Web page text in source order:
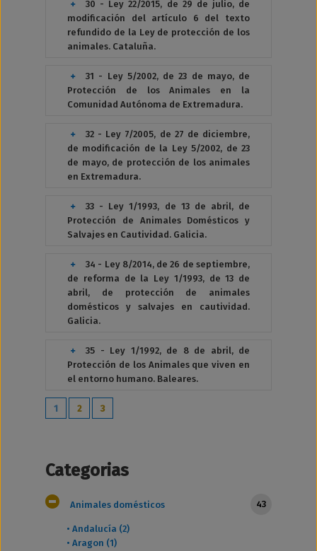
30 - Ley 22/2015, de 29 de julio, de
modificación del artículo 6 del texto
refundido de la Ley de protección de los
animales. Cataluña.
31 - Ley 5/2002, de 23 de mayo, de
Protección de los Animales en la
Comunidad Autónoma de Extremadura.
32 - Ley 7/2005, de 27 de diciembre,
de modificación de la Ley 5/2002, de 23
de mayo, de protección de los animales
en Extremadura.
33 - Ley 1/1993, de 13 de abril, de
Protección de Animales Domésticos y
Salvajes en Cautividad. Galicia.
34 - Ley 8/2014, de 26 de septiembre,
de reforma de la Ley 1/1993, de 13 de
abril, de protección de animales
domésticos y salvajes en cautividad.
Galicia.
35 - Ley 1/1992, de 8 de abril, de
Protección de los Animales que viven en
el entorno humano. Baleares.
1 2 3
Categorias
Animales domésticos 43
• Andalucía (2)
• Aragon (1)